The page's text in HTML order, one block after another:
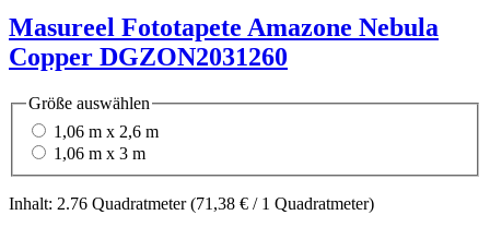
Masureel Fototapete Amazone Nebula
Copper DGZON2031260
Größe auswählen
1,06 m x 2,6 m
1,06 m x 3 m
Inhalt: 2.76 Quadratmeter(71,38 € / 1 Quadratmeter)